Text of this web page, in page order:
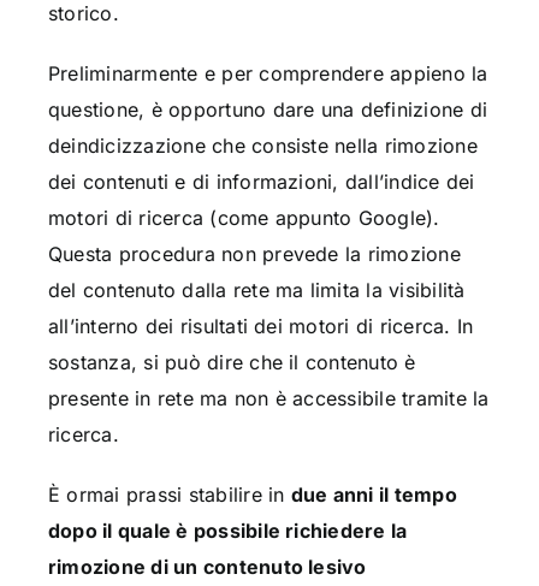
storico.
Preliminarmente e per comprendere appieno la
questione, è opportuno dare una definizione di
deindicizzazione che consiste nella rimozione
dei contenuti e di informazioni, dall’indice dei
motori di ricerca (come appunto Google).
Questa procedura non prevede la rimozione
del contenuto dalla rete ma limita la visibilità
all’interno dei risultati dei motori di ricerca. In
sostanza, si può dire che il contenuto è
presente in rete ma non è accessibile tramite la
ricerca.
È ormai prassi stabilire in due anni il tempo
dopo il quale è possibile richiedere la
rimozione di un contenuto lesivo